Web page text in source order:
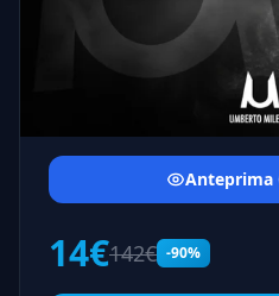
Anteprima
14€142€ -90%